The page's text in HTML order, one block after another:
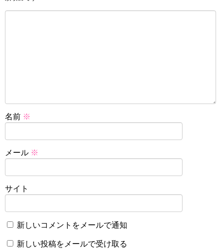
名前 ※
メール ※
サイト
新しいコメントをメールで通知
新しい投稿をメールで受け取る